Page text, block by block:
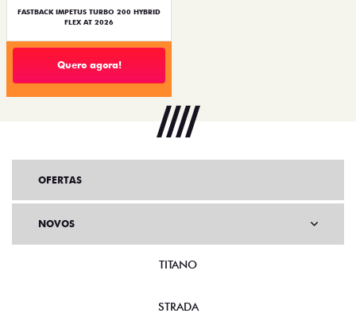
FASTBACK IMPETUS TURBO 200 HYBRID
FLEX AT 2026
Quero agora!
OFERTAS
NOVOS
TITANO
STRADA